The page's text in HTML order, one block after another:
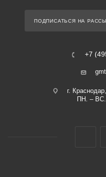
ПОДПИСАТЬСЯ НА
+7
г.
ПН. –